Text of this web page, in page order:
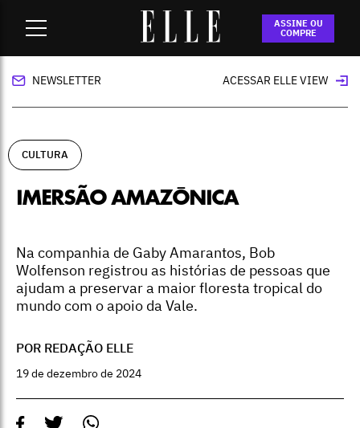
ASSINE OU
COMPRE
Imersão amazônica
NEWSLETTER ACESSAR ELLE VIEW
CULTURA
IMERSÃO AMAZÔNICA
Na companhia de Gaby Amarantos, Bob
Wolfenson registrou as histórias de pessoas que
ajudam a preservar a maior floresta tropical do
mundo com o apoio da Vale.
POR REDAÇÃO ELLE
19 de dezembro de 2024